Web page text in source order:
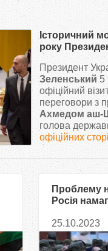
Історичний
року
у Сирії
Президент
Зеленський 5
офіційний
переговори з
Ахмедом аш-
голова
офіційних
Проблему
Росія
25.10.2023